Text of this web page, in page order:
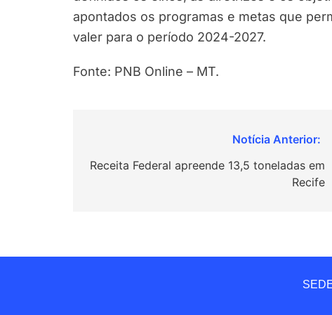
apontados os programas e metas que
valer para o período 2024-2027.
Fonte: PNB Online – MT.
de
Receita Federal apreende 13,5 toneladas em
Recife